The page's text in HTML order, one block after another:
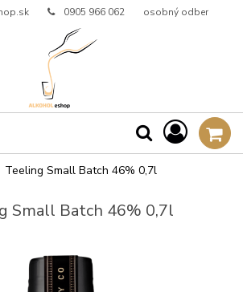
0905 966 062 osobný odber
Teeling Small Batch 46% 0,7l
Small Batch 46% 0,7l